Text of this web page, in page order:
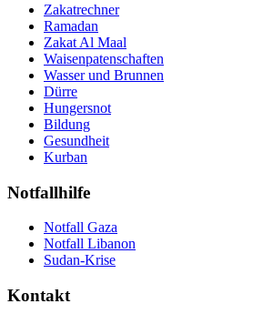
Zakatrechner
Ramadan
Zakat Al Maal
Waisenpatenschaften
Wasser und Brunnen
Dürre
Hungersnot
Bildung
Gesundheit
Kurban
Notfallhilfe
Notfall Gaza
Notfall Libanon
Sudan-Krise
Kontakt